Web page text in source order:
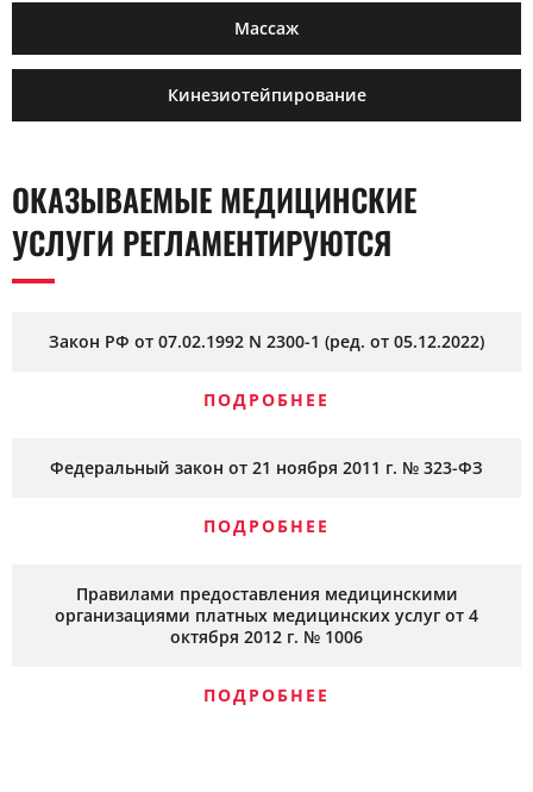
Массаж
Кинезиотейпирование
ОКАЗЫВАЕМЫЕ МЕДИЦИНСКИЕ
УСЛУГИ РЕГЛАМЕНТИРУЮТСЯ
Закон РФ от 07.02.1992 N 2300-1 (ред. от 05.12.2022)
ПОДРОБНЕЕ
Федеральный закон от 21 ноября 2011 г. № 323-ФЗ
ПОДРОБНЕЕ
Правилами предоставления медицинскими
организациями платных медицинских услуг от 4
октября 2012 г. № 1006
ПОДРОБНЕЕ